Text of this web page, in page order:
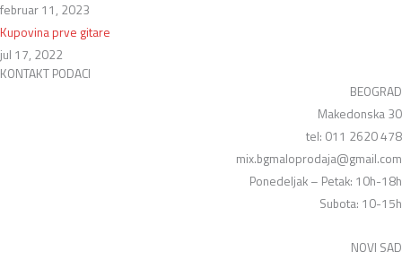
februar 11, 2023
Kupovina prve gitare
jul 17, 2022
KONTAKT PODACI
BEOGRAD
Makedonska 30
tel: 011 2620 478
mix.bgmaloprodaja@gmail.com
Ponedeljak – Petak: 10h-18h
Subota: 10-15h
NOVI SAD